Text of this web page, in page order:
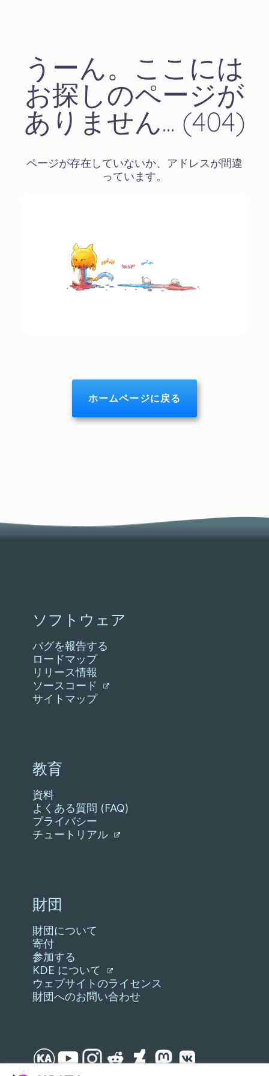
うーん。ここには
お探しのページが
ありません... (404)
ページが存在していないか、アドレスが間違
っています。
ホームページに戻る
ソフトウェア
バグを報告する
ロードマップ
リリース情報
ソースコード
サイトマップ
教育
資料
よくある質問 (FAQ)
プライバシー
チュートリアル
財団
財団について
寄付
参加する
KDE について
ウェブサイトのライセンス
財団へのお問い合わせ